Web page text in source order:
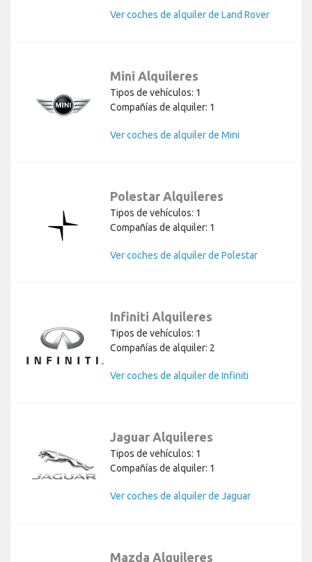
Ver coches de alquiler de Land Rover
Mini Alquileres
Tipos de vehículos: 1
Compañías de alquiler: 1
Ver coches de alquiler de Mini
Polestar Alquileres
Tipos de vehículos: 1
Compañías de alquiler: 1
Ver coches de alquiler de Polestar
Infiniti Alquileres
Tipos de vehículos: 1
Compañías de alquiler: 2
Ver coches de alquiler de Infiniti
Jaguar Alquileres
Tipos de vehículos: 1
Compañías de alquiler: 1
Ver coches de alquiler de Jaguar
Mazda Alquileres